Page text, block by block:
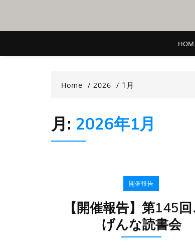
Home 2026 1月
月: 2026年1月
開催報告
【開催報告】第145
げんな読書会